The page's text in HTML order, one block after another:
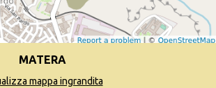
MATERA
mappa ingrandita